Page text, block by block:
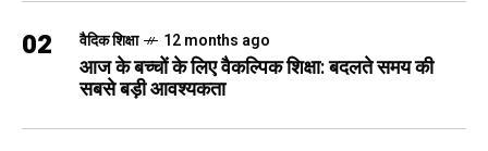
02 वैदिक शिक्षा 12 months ago
आज के बच्चों के लिए वैकल्पिक शिक्षा: बदलते समय की
सबसे बड़ी आवश्यकता